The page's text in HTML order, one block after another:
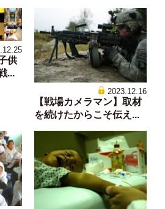
供
...
2023.12.16
【戦場カメラマン】取材
を続けたからこそ伝え...